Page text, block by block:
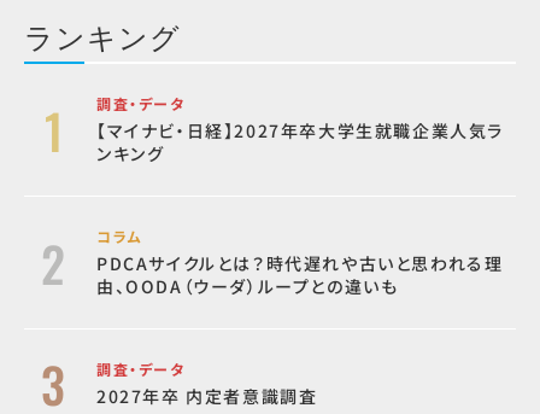
ランキング
調査・データ
【マイナビ・日経】2027年卒大学生就職企業人気ラ
ンキング
コラム
PDCAサイクルとは？時代遅れや古いと思われる理
由、OODA（ウーダ）ループとの違いも
調査・データ
2027年卒 内定者意識調査